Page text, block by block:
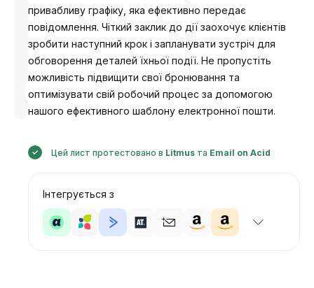
Анастасія
привабливу графіку, яка ефективно передає
повідомлення. Чіткий заклик до дії заохочує клієнтів
зробити наступний крок і запланувати зустріч для
обговорення деталей їхньої події. Не пропустіть
можливість підвищити свої бронювання та
оптимізувати свій робочий процес за допомогою
нашого ефективного шаблону електронної пошти.
Цей лист протестовано в Litmus та Email on Acid
Інтегрується з